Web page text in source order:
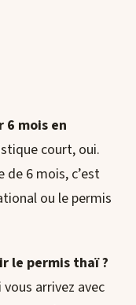
6 mois en
court, oui.
6 mois, c’est
ou le permis
le permis thaï ?
arrivez avec